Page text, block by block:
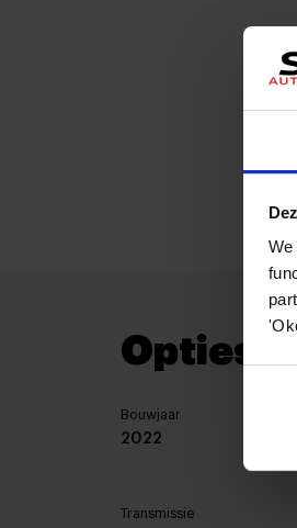
Opties
Bouwjaar
2022
Transmissie